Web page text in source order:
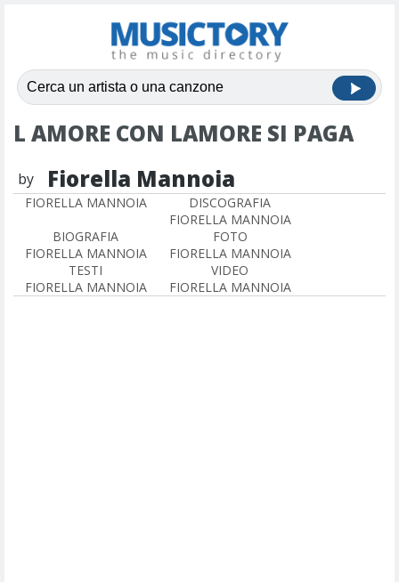
L AMORE CON LAMORE SI PAGA
by Fiorella Mannoia
FIORELLA MANNOIA
DISCOGRAFIA
FIORELLA MANNOIA
BIOGRAFIA
FIORELLA MANNOIA
FOTO
FIORELLA MANNOIA
TESTI
FIORELLA MANNOIA
VIDEO
FIORELLA MANNOIA